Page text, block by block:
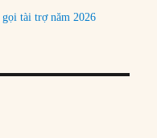
tài trợ năm 2026